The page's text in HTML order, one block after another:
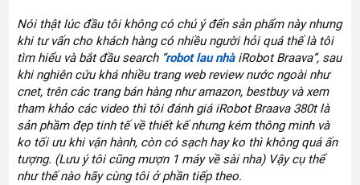
Nói thật lúc đầu tôi không có chú ý đến sản phẩm này nhưng
khi tư vấn cho khách hàng có nhiều người hỏi quá thế là tôi
tìm hiểu và bắt đầu search “robot lau nhàiRobot Braava”, sau
khi nghiên cứu khá nhiều trang web review nước ngoài như
cnet, trên các trang bán hàng như amazon, bestbuy và xem
tham khảo các video thì tôi đánh giá iRobot Braava 380t là
sản phầm đẹp tinh tế về thiết kế nhưng kém thông minh và
ko tối ưu khi vận hành, còn có sạch hay ko thì không quá ấn
tượng. (Lưu ý tôi cũng mượn 1 máy về sài nha) Vậy cụ thể
như thế nào hãy cùng tôi ở phần tiếp theo.